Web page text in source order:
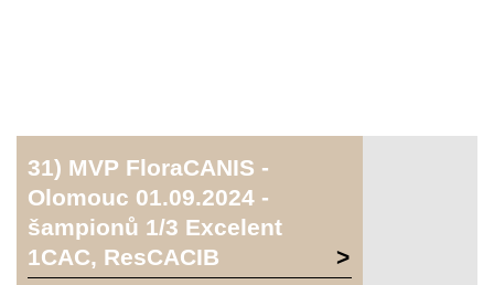
31) MVP FloraCANIS -
Olomouc 01.09.2024 -
šampionů 1/3 Excelent
1CAC, ResCACIB